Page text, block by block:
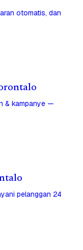
otomatis, dan
& kampanye —
pelanggan 24